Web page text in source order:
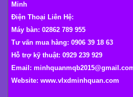
Minh
Điện Thoại Liên Hệ:
Máy bàn: 02862 789 955
Tư vấn mua hàng: 0906 39 18 63
Hỗ trợ kỹ thuật: 0929 239 929
Email:
Website: www.vlxdminhquan.com